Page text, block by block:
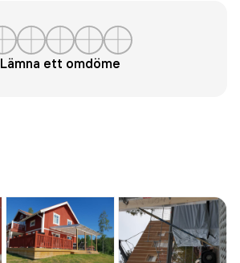
Lämna ett omdöme